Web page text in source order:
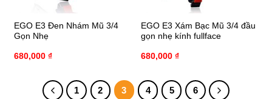
EGO E3 Đen Nhám Mũ 3/4
Gọn Nhẹ
680,000 ₫
EGO E3 Xám Bạc Mũ 3/4 đầu
gọn nhẹ kính fullface
680,000 ₫
1 2 3 4 5 6